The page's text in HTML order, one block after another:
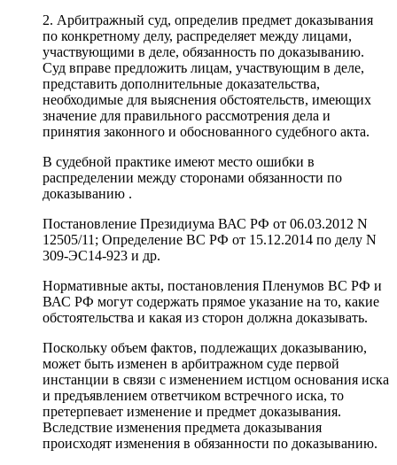
2. Арбитражный суд, определив предмет доказывания
по конкретному делу, распределяет между лицами,
участвующими в деле, обязанность по доказыванию.
Суд вправе предложить лицам, участвующим в деле,
представить дополнительные доказательства,
необходимые для выяснения обстоятельств, имеющих
значение для правильного рассмотрения дела и
принятия законного и обоснованного судебного акта.
В судебной практике имеют место ошибки в
распределении между сторонами обязанности по
доказыванию .
Постановление Президиума ВАС РФ от 06.03.2012 N
12505/11; Определение ВС РФ от 15.12.2014 по делу N
309-ЭС14-923 и др.
Нормативные акты, постановления Пленумов ВС РФ и
ВАС РФ могут содержать прямое указание на то, какие
обстоятельства и какая из сторон должна доказывать.
Поскольку объем фактов, подлежащих доказыванию,
может быть изменен в арбитражном суде первой
инстанции в связи с изменением истцом основания иска
и предъявлением ответчиком встречного иска, то
претерпевает изменение и предмет доказывания.
Вследствие изменения предмета доказывания
происходят изменения в обязанности по доказыванию.